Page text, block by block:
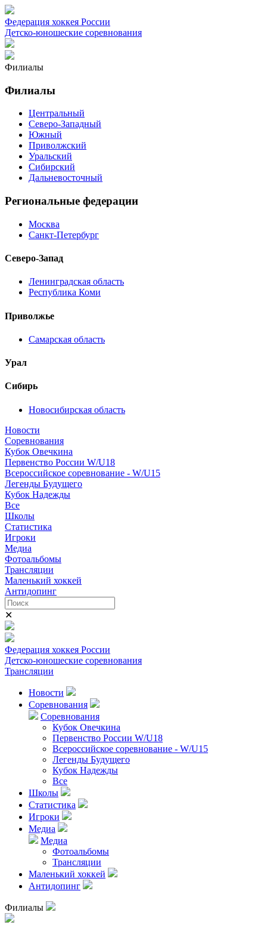
Федерация хоккея России
Детско-юношеские соревнования
Филиалы
Филиалы
Центральный
Северо-Западный
Южный
Приволжский
Уральский
Сибирский
Дальневосточный
Региональные федерации
Москва
Санкт-Петербург
Северо-Запад
Ленинградская область
Республика Коми
Приволжье
Самарская область
Урал
Сибирь
Новосибирская область
Новости
Соревнования
Кубок Овечкина
Первенство России W/U18
Всероссийское соревнование - W/U15
Легенды Будущего
Кубок Надежды
Все
Школы
Статистика
Игроки
Медиа
Фотоальбомы
Трансляции
Маленький хоккей
Антидопинг
✕
Федерация хоккея России
Детско-юношеские соревнования
Трансляции
Новости
Соревнования
Соревнования
Кубок Овечкина
Первенство России W/U18
Всероссийское соревнование - W/U15
Легенды Будущего
Кубок Надежды
Все
Школы
Статистика
Игроки
Медиа
Медиа
Фотоальбомы
Трансляции
Маленький хоккей
Антидопинг
Филиалы